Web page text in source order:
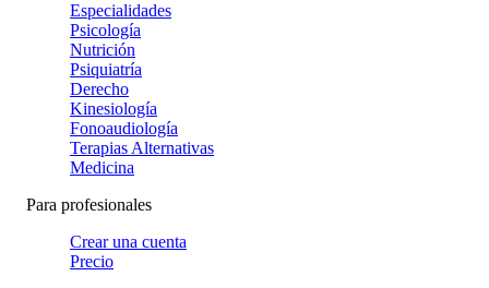
Especialidades
Psicología
Nutrición
Psiquiatría
Derecho
Kinesiología
Fonoaudiología
Terapias Alternativas
Medicina
Para profesionales
Crear una cuenta
Precio